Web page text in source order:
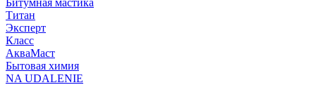
Битумная мастика
Титан
Эксперт
Класс
АкваМаст
Бытовая химия
NA UDALENIE